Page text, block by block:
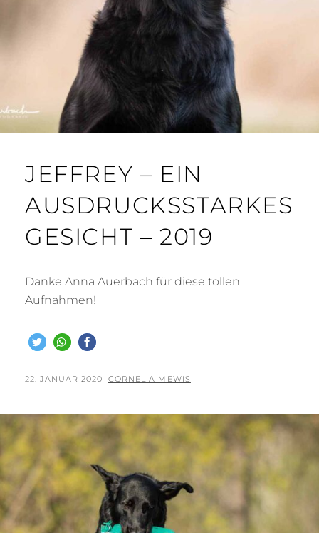
JEFFREY – EIN
AUSDRUCKSSTARKES
GESICHT – 2019
Danke Anna Auerbach für diese tollen
Aufnahmen!
POSTED
22. JANUAR 2020 BY
CORNELIA MEWIS